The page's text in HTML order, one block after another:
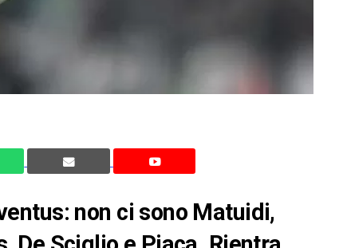
non ci sono Matuidi,